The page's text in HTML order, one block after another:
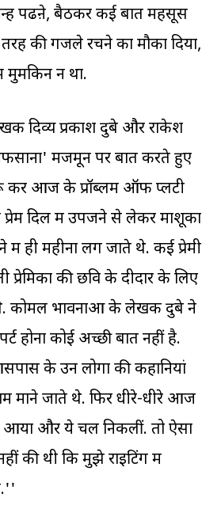
पढऩे, बैठकर कई बातें महसूस
की गजले रचने का मौका दिया,
मुमकिन न था.
दिव्य प्रकाश दुबे और राकेश
मजमून पर बातें करते हुए
कर आज के प्रॉब्लम ऑफ प्लेंटी
दिल में उपजने से लेकर माशूका
में ही महीनों लग जाते थे. कई प्रेमी
प्रेमिका की छवि के दीदार के लिए
कोमल भावनाओं के लेखक दुबे ने
होना कोई अच्छी बात नहीं है.
के उन लोगों की कहानियां
माने जाते थे. फिर धीरे-धीरे आज
और ये चल निकलीं. तो ऐसा
की थी कि मुझे राइटिंग में